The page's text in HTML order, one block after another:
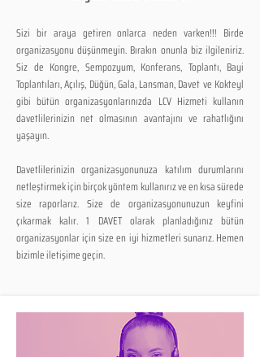
Sizi bir araya getiren onlarca neden varken!!! Birde
organizasyonu düşünmeyin. Bırakın onunla biz ilgileniriz.
Siz de Kongre, Sempozyum, Konferans, Toplantı, Bayi
Toplantıları, Açılış, Düğün, Gala, Lansman, Davet ve Kokteyl
gibi bütün organizasyonlarınızda LCV Hizmeti kullanın
davetlilerinizin net olmasının avantajını ve rahatlığını
yaşayın.
Davetlilerinizin organizasyonunuza katılım durumlarını
netleştirmek için birçok yöntem kullanırız ve en kısa sürede
size raporlarız. Size de organizasyonunuzun keyfini
çıkarmak kalır. 1 DAVET olarak planladığınız bütün
organizasyonlar için size en iyi hizmetleri sunarız. Hemen
bizimle iletişime geçin.